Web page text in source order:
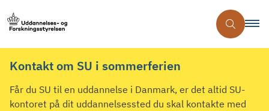
Kontakt om SU i sommerferien
Får du SU til en uddannelse i Danmark, er det altid SU-
kontoret på dit uddannelsessted du skal kontakte med